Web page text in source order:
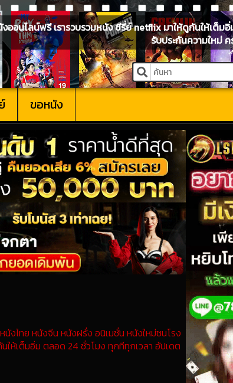
ออนไลน์ฟรี เรารวบรวมหนัง ซีรี่ย์ netflix มาให้ดูกันให้เต็ม
รับประกันความใหม่
ขอหนัง
งไทย หนังจีน หนังฝรั่ง อนิเมชั่น หนังใหม่ชนโรง
ให้เต็มอิ่ม ตลอด 24 ชั่วโมง ทุกทีทุกเวลา อัปเดต